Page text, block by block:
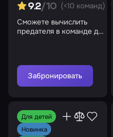
9.2/10 (<10 команд)
Сможете вычислить
предателя в команде до
Забронировать
Для детей
Новинка